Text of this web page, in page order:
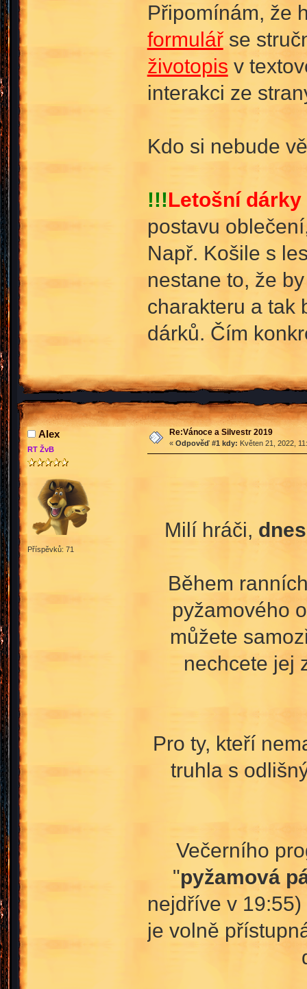
Připomínám, že
formulářse
životopis v
interakci ze
Kdo si nebude
!!!Letošní
postavu
Např. Košile s
nestane to, že
charakteru a tak
dárků. Čím
Аlex
RT ŽvB
Příspěvků: 71
Re:Vánoce a Silvestr 2019
« Odpověď #1 kdy: Květen 21, 2022,
Milí hráči,
Během
pyžamového
můžete
nechcete jej
Pro ty, kteří
truhla s
Večerního
"pyžamová
nejdříve v
je volně